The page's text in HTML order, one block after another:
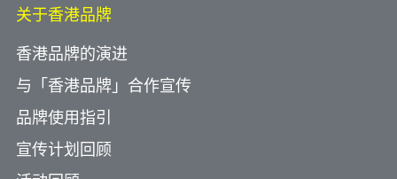
关于香港品牌
香港品牌的演进
与「香港品牌」合作宣传
品牌使用指引
宣传计划回顾